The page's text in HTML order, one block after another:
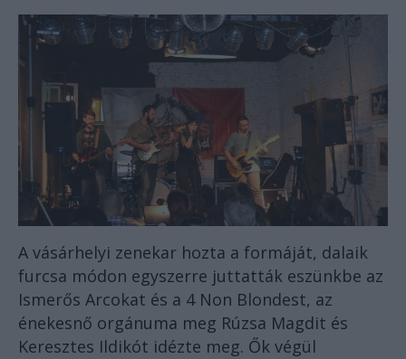
A vásárhelyi zenekar hozta a formáját, dalaik
furcsa módon egyszerre juttatták eszünkbe az
Ismerős Arcokat és a 4 Non Blondest, az
énekesnő orgánuma meg Rúzsa Magdit és
Keresztes Ildikót idézte meg. Ők végül